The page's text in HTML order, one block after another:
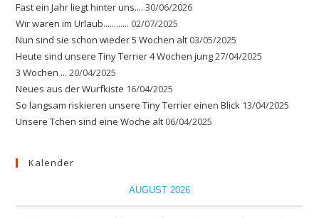
Fast ein Jahr liegt hinter uns.... 30/06/2026
Wir waren im Urlaub............ 02/07/2025
Nun sind sie schon wieder 5 Wochen alt 03/05/2025
Heute sind unsere Tiny Terrier 4 Wochen jung27/04/2025
3 Wochen ... 20/04/2025
Neues aus der Wurfkiste 16/04/2025
So langsam riskieren unsere Tiny Terrier einen Blick 13/04/2025
Unsere Tchen sind eine Woche alt 06/04/2025
Kalender
AUGUST 2026